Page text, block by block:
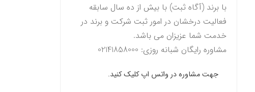
با برند (آگاه ثبت) با بیش از ده سال سابقه
فعالیت درخشان در امور ثبت شرکت و برند در
خدمت شما عزیزان می باشد.
مشاوره رایگان شبانه روزی: 02141858000
جهت مشاوره در واتس اپ کلیک کنید.